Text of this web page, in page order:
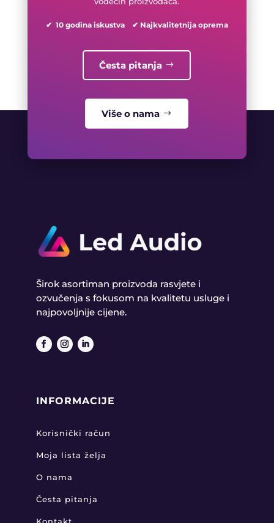
✔ 10 godina iskustva ✔ Najkvalitetnija oprema
Česta pitanja
Više o nama
Širok asortiman proizvoda rasvjete i
ozvučenja s fokusom na kvalitetu usluge i
najpovoljnije cijene.
INFORMACIJE
Korisnički račun
Moja lista želja
O nama
Česta pitanja
Kontakt